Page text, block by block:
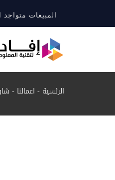
المبيعات
الرئسية - اعمالنا -